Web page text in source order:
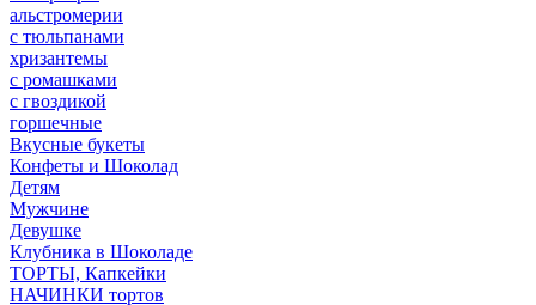
альстромерии
с тюльпанами
хризантемы
с ромашками
с гвоздикой
горшечные
Вкусные букеты
Конфеты и Шоколад
Детям
Мужчине
Девушке
Клубника в Шоколаде
ТОРТЫ, Капкейки
НАЧИНКИ тортов